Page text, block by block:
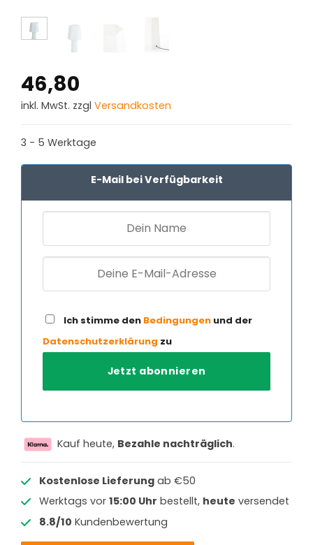
46,80
inkl. MwSt. zzgl Versandkosten
3 - 5 Werktage
E-Mail bei Verfügbarkeit
Ich stimme den Bedingungen und der
Datenschutzerklärung zu
Kauf heute, Bezahle nachträglich.
Kostenlose Lieferungab €50
Werktags vor 15:00 Uhr bestellt, heute versendet
8.8/10 Kundenbewertung